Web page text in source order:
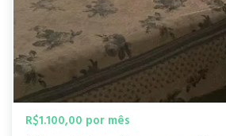
R$1.100,00 por mês